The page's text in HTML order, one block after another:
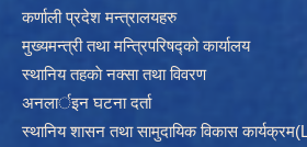
कर्णाली प्रदेश मन्त्रालयहरु
मुख्यमन्त्री तथा मन्त्रिपरिषद्को कार्यालय
स्थानिय तहकाे नक्सा तथा विवरण
अनलार्इन घटना दर्ता
स्थानिय शासन तथा सामुदायिक विकास